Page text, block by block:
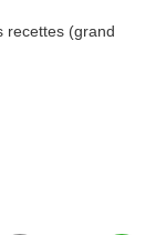
recettes (grand